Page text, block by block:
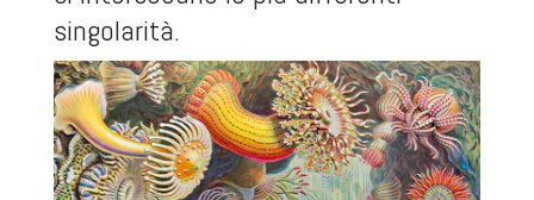
singolarità.